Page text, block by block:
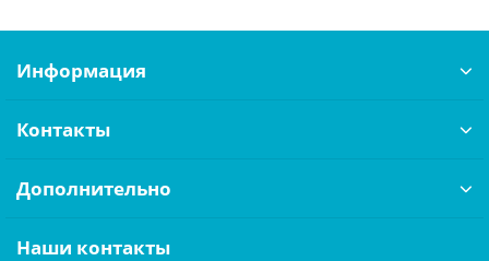
Информация
Контакты
Дополнительно
Наши контакты